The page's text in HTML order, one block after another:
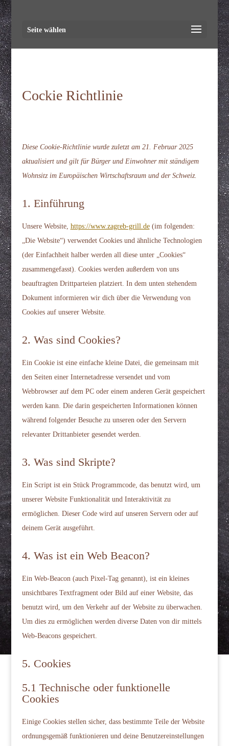
Seite wählen
Cockie Richtlinie
Diese Cookie-Richtlinie wurde zuletzt am 21. Februar 2025
aktualisiert und gilt für Bürger und Einwohner mit ständigem
Wohnsitz im Europäischen Wirtschaftsraum und der Schweiz.
1. Einführung
Unsere Website, https://www.zagreb-grill.de(im folgenden:
„Die Website“) verwendet Cookies und ähnliche Technologien
(der Einfachheit halber werden all diese unter „Cookies“
zusammengefasst). Cookies werden außerdem von uns
beauftragten Drittparteien platziert. In dem unten stehendem
Dokument informieren wir dich über die Verwendung von
Cookies auf unserer Website.
2. Was sind Cookies?
Ein Cookie ist eine einfache kleine Datei, die gemeinsam mit
den Seiten einer Internetadresse versendet und vom
Webbrowser auf dem PC oder einem anderen Gerät gespeichert
werden kann. Die darin gespeicherten Informationen können
während folgender Besuche zu unseren oder den Servern
relevanter Drittanbieter gesendet werden.
3. Was sind Skripte?
Ein Script ist ein Stück Programmcode, das benutzt wird, um
unserer Website Funktionalität und Interaktivität zu
ermöglichen. Dieser Code wird auf unseren Servern oder auf
deinem Gerät ausgeführt.
4. Was ist ein Web Beacon?
Ein Web-Beacon (auch Pixel-Tag genannt), ist ein kleines
unsichtbares Textfragment oder Bild auf einer Website, das
benutzt wird, um den Verkehr auf der Website zu überwachen.
Um dies zu ermöglichen werden diverse Daten von dir mittels
Web-Beacons gespeichert.
5. Cookies
5.1 Technische oder funktionelle
Cookies
Einige Cookies stellen sicher, dass bestimmte Teile der Website
ordnungsgemäß funktionieren und deine Benutzereinstellungen